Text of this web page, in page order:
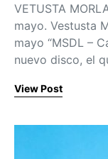
VETUSTA
mayo. Vestusta
mayo “MSDL –
nuevo disco, el
View Post